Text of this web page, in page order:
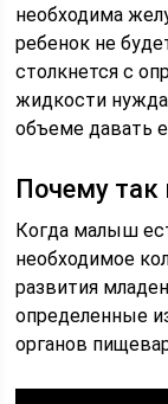
необходима
ребенок не
столкнется с
жидкости
объеме давать
Почему так
Когда малыш
необходимое
развития
определенные
органов